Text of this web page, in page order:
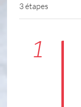
3 étapes
1